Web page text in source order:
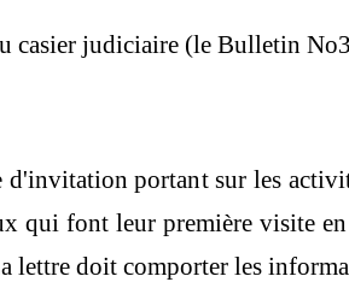
casier judiciaire (le Bulletin
portant sur les
qui font leur première visite
doit comporter les